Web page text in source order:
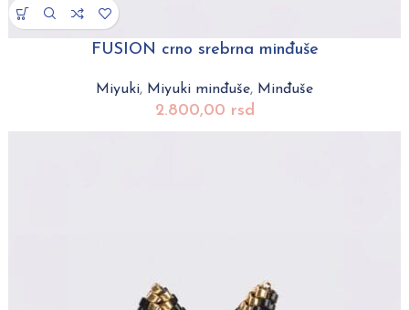
FUSION crno srebrna minđuše
Miyuki, Miyuki minđuše, Minđuše
2.800,00 rsd